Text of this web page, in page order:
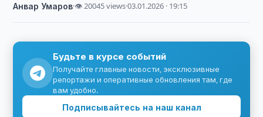
Анвар Умаров·👁 20045 views·03.01.2026 · 19:15
Будьте в курсе событий
Получайте главные новости, эксклюзивные
репортажи и оперативные обновления там, где
вам удобно.
Подписывайтесь на наш канал